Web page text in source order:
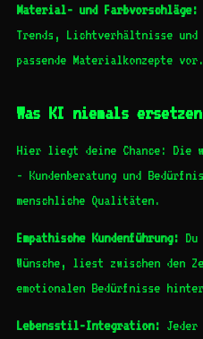
Material- und Farbvorschläge:
Trends, Lichtverhältnisse und
passende Materialkonzepte vor.
Was KI niemals
Hier liegt deine Chance: Die
- Kundenberatung und
menschliche Qualitäten.
Empathische Kundenführung:
Wünsche, liest zwischen den
emotionalen Bedürfnisse
Lebensstil-Integration: